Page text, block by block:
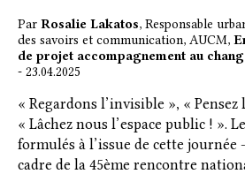
Par Rosalie Lakatos, Responsable
des savoirs et communication, AUCM,
de projet accompagnement au
- 23.04.2025
« Regardons l’invisible », «
« Lâchez nous l’espace public ! ».
formulés à l’issue de cette journée
cadre de la 45ème rencontre